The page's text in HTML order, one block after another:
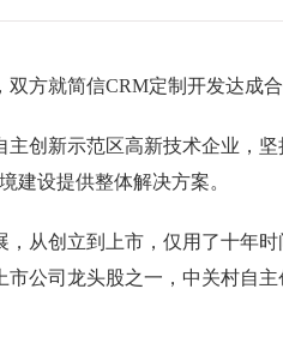
私有化部
医疗器械
享受个性化的健康资讯，实现及...
方就简信CRM定制开发达成合
创新示范区高新技术企业，
建设提供整体解决方案。
从创立到上市，仅用了十年
公司龙头股之一，中关村自主